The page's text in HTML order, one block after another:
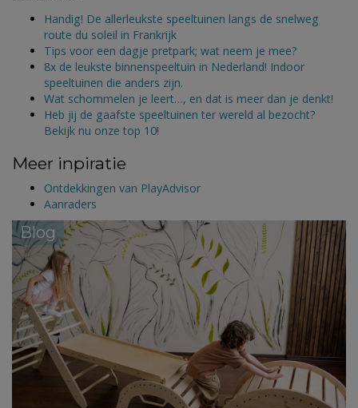
Handig! De allerleukste speeltuinen langs de snelweg
route du soleil in Frankrijk
Tips voor een dagje pretpark; wat neem je mee?
8x de leukste binnenspeeltuin in Nederland! Indoor
speeltuinen die anders zijn.
Wat schommelen je leert…, en dat is meer dan je denkt!
Heb jij de gaafste speeltuinen ter wereld al bezocht?
Bekijk nu onze top 10!
Meer inpiratie
Ontdekkingen van PlayAdvisor
Aanraders
Blog